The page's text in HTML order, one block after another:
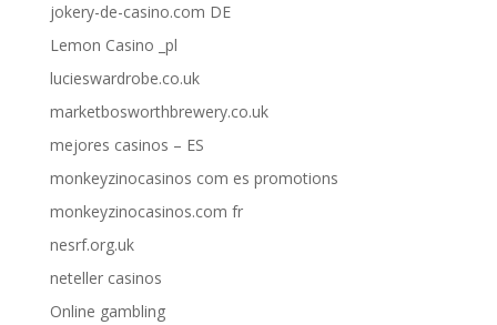
jokery-de-casino.com DE
Lemon Casino _pl
lucieswardrobe.co.uk
marketbosworthbrewery.co.uk
mejores casinos – ES
monkeyzinocasinos com es promotions
monkeyzinocasinos.com fr
nesrf.org.uk
neteller casinos
Online gambling